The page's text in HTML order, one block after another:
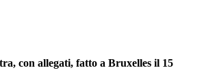
con allegati, fatto a Bruxelles il 15